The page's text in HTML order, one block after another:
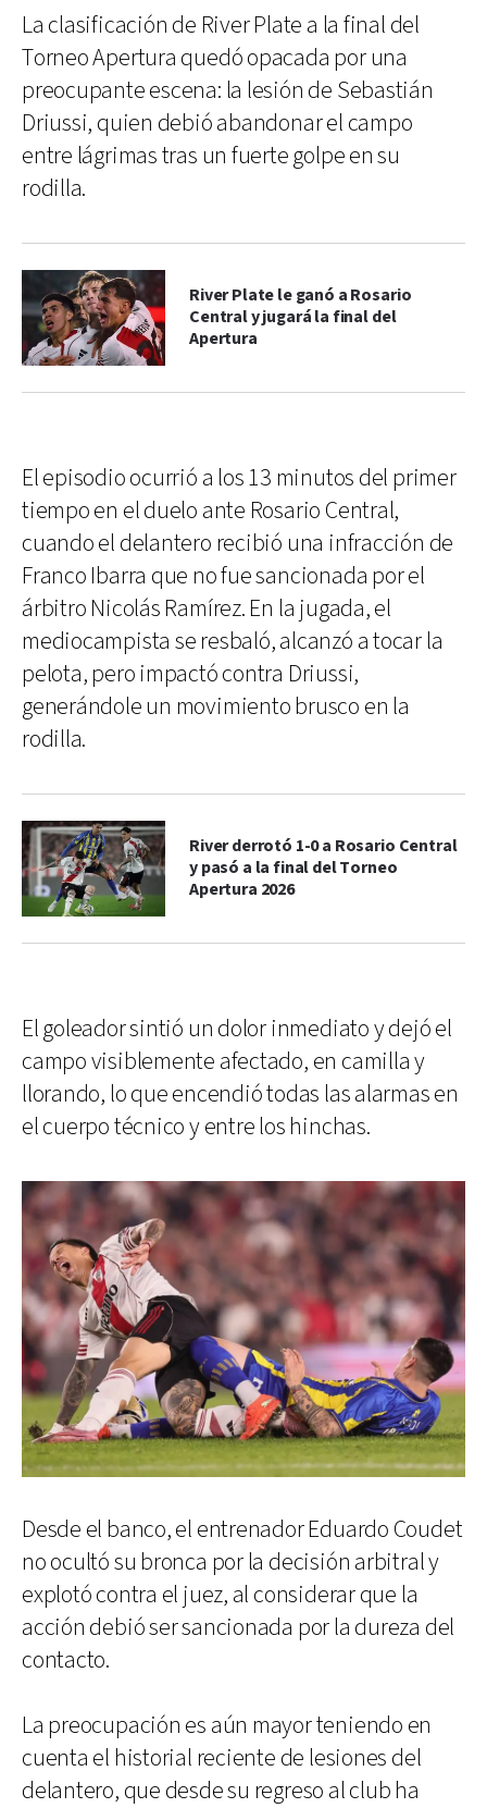
La clasificación de River Plate a la final del
Torneo Apertura quedó opacada por una
preocupante escena: la lesión de Sebastián
Driussi, quien debió abandonar el campo
entre lágrimas tras un fuerte golpe en su
rodilla.
River Plate le ganó a Rosario
Central y jugará la final del
Apertura
El episodio ocurrió a los 13 minutos del primer
tiempo en el duelo ante Rosario Central,
cuando el delantero recibió una infracción de
Franco Ibarra que no fue sancionada por el
árbitro Nicolás Ramírez. En la jugada, el
mediocampista se resbaló, alcanzó a tocar la
pelota, pero impactó contra Driussi,
generándole un movimiento brusco en la
rodilla.
River derrotó 1-0 a Rosario Central
y pasó a la final del Torneo
Apertura 2026
El goleador sintió un dolor inmediato y dejó el
campo visiblemente afectado, en camilla y
llorando, lo que encendió todas las alarmas en
el cuerpo técnico y entre los hinchas.
Desde el banco, el entrenador Eduardo Coudet
no ocultó su bronca por la decisión arbitral y
explotó contra el juez, al considerar que la
acción debió ser sancionada por la dureza del
contacto.
La preocupación es aún mayor teniendo en
cuenta el historial reciente de lesiones del
delantero, que desde su regreso al club ha